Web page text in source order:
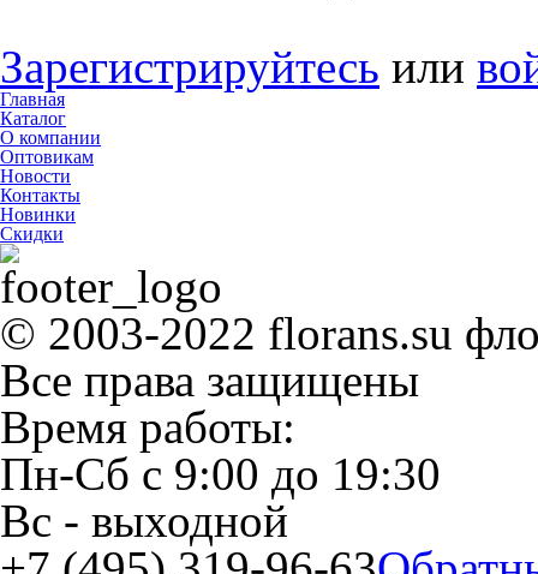
Зарегистрируйтесь или
Главная
Каталог
О компании
Оптовикам
Новости
Контакты
Новинки
Скидки
© 2003-2022 florans.su
Все права защищены
Время работы:
Пн-Сб с 9:00 до 19:30
Вс - выходной